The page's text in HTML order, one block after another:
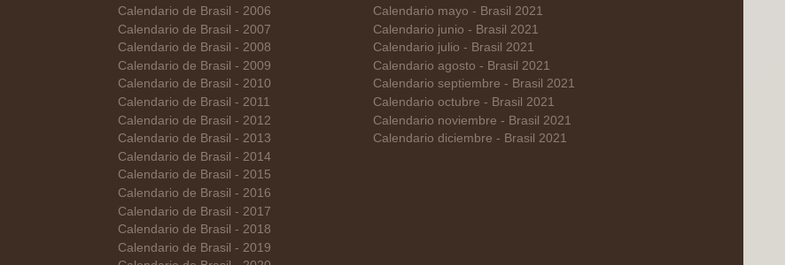
Calendario de Brasil - 2006
Calendario de Brasil - 2007
Calendario de Brasil - 2008
Calendario de Brasil - 2009
Calendario de Brasil - 2010
Calendario de Brasil - 2011
Calendario de Brasil - 2012
Calendario de Brasil - 2013
Calendario de Brasil - 2014
Calendario de Brasil - 2015
Calendario de Brasil - 2016
Calendario de Brasil - 2017
Calendario de Brasil - 2018
Calendario de Brasil - 2019
Calendario mayo - Brasil 2021
Calendario junio - Brasil 2021
Calendario julio - Brasil 2021
Calendario agosto - Brasil 2021
Calendario septiembre - Brasil 2021
Calendario octubre - Brasil 2021
Calendario noviembre - Brasil 2021
Calendario diciembre - Brasil 2021